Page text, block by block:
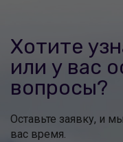
Хотите
или у вас
вопросы?
Оставьте заявку, и
вас время.